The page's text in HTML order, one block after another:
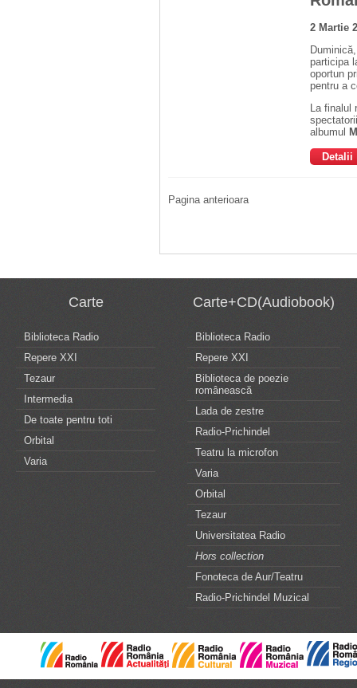
2 Martie
participa
oportun
pentru a
La finalul
albumul
Detalii
Pagina anterioara
Carte
Biblioteca Radio
Repere XXI
Tezaur
Intermedia
De toate pentru toti
Orbital
Varia
Carte+CD(Audiobook)
Biblioteca Radio
Repere XXI
Biblioteca de poezie
românească
Lada de zestre
Radio-Prichindel
Teatru la microfon
Varia
Orbital
Tezaur
Universitatea Radio
Hors collection
Fonoteca de Aur/Teatru
Radio-Prichindel Muzical